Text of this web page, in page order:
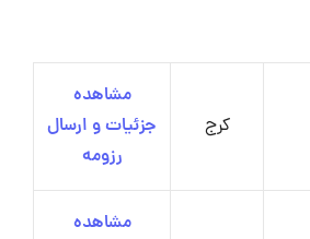
کرج
مشاهده
جزئیات و ارسال
رزومه
مشاهده